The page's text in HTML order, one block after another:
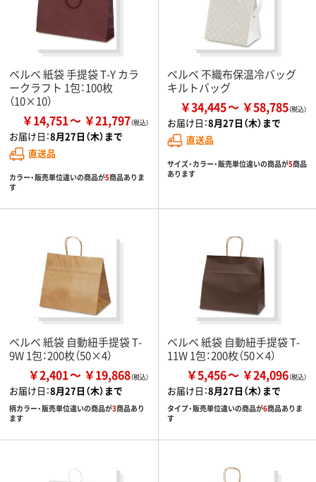
ベルベ 紙袋 手提袋 T-Y カラ
ークラフト 1包：100枚
（10×10）
￥14,751 ￥21,797
お届け日：8月27日（木）まで
直送品
カラー・販売単位違いの商品が5商品ありま
す
ベルベ 不織布保温冷バッグ
キルトバッグ
￥34,445 ￥58,785
お届け日：8月27日（木）まで
直送品
サイズ・カラー・販売単位違いの商品が5商品
あります
ベルベ 紙袋 自動紐手提袋 T-
9W 1包：200枚（50×4）
￥2,401 ￥19,868
お届け日：8月27日（木）まで
柄カラー・販売単位違いの商品が3商品あり
ます
ベルベ 紙袋 自動紐手提袋 T-
11W 1包：200枚（50×4）
￥5,456 ￥24,096
お届け日：8月27日（木）まで
タイプ・販売単位違いの商品が6商品ありま
す